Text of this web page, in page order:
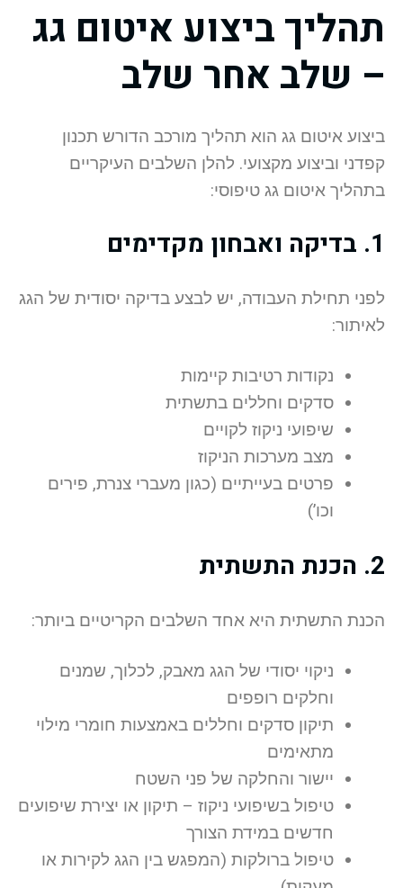
תהליך ביצוע איטום גג
– שלב אחר שלב
ביצוע איטום גג הוא תהליך מורכב הדורש תכנון
קפדני וביצוע מקצועי. להלן השלבים העיקריים
בתהליך איטום גג טיפוסי:
1. בדיקה ואבחון מקדימים
לפני תחילת העבודה, יש לבצע בדיקה יסודית של הגג
לאיתור:
נקודות רטיבות קיימות
סדקים וחללים בתשתית
שיפועי ניקוז לקויים
מצב מערכות הניקוז
פרטים בעייתיים (כגון מעברי צנרת, פירים
וכו’)
2. הכנת התשתית
הכנת התשתית היא אחד השלבים הקריטיים ביותר:
ניקוי יסודי של הגג מאבק, לכלוך, שמנים
וחלקים רופפים
תיקון סדקים וחללים באמצעות חומרי מילוי
מתאימים
יישור והחלקה של פני השטח
טיפול בשיפועי ניקוז – תיקון או יצירת שיפועים
חדשים במידת הצורך
טיפול ברולקות (המפגש בין הגג לקירות או